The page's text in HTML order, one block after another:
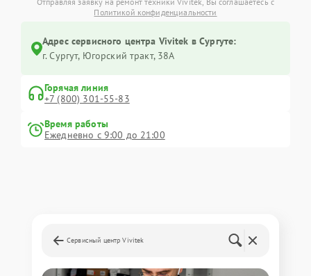
Политикой конфиденциальности
Адрес сервисного центра Vivitek в Сургуте:
г. Сургут, Югорский тракт, 38А
Горячая линия
+7 (800) 301-55-83
Время работы
Ежедневно с 9:00 до 21:00
Сервисный центр Vivitek